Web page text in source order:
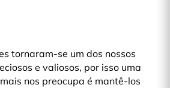
tornaram-se um dos nossos
e valiosos, por isso uma
nos preocupa é mantê-los